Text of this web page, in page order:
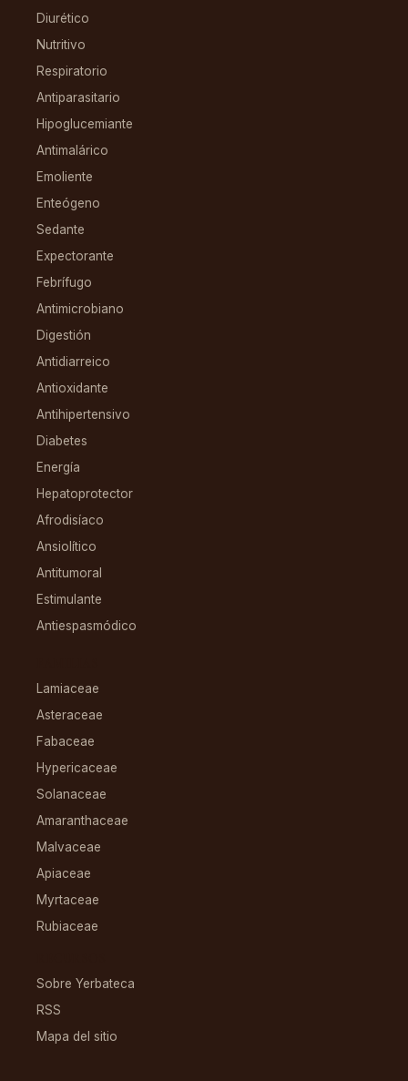
Diurético
Nutritivo
Respiratorio
Antiparasitario
Hipoglucemiante
Antimalárico
Emoliente
Enteógeno
Sedante
Expectorante
Febrífugo
Antimicrobiano
Digestión
Antidiarreico
Antioxidante
Antihipertensivo
Diabetes
Energía
Hepatoprotector
Afrodisíaco
Ansiolítico
Antitumoral
Estimulante
Antiespasmódico
Lamiaceae
Asteraceae
Fabaceae
Hypericaceae
Solanaceae
Amaranthaceae
Malvaceae
Apiaceae
Myrtaceae
Rubiaceae
Sobre Yerbateca
RSS
Mapa del sitio